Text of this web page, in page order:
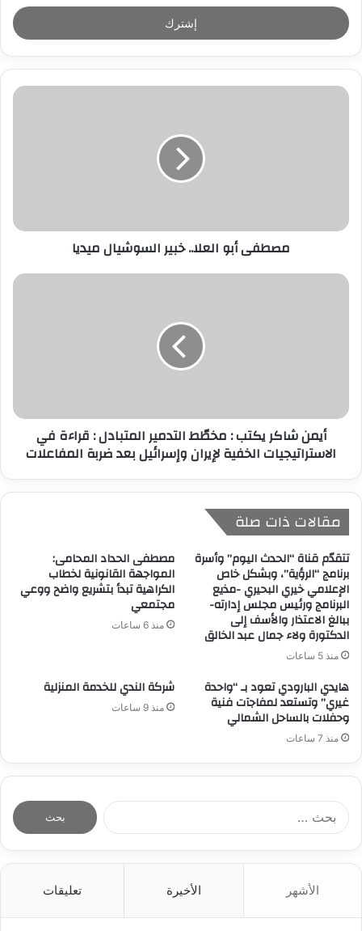
خ
ل
ر
د
ر
ي
مصطفى أبو العلا.. خبير السوشيال ميديا
أيمن شاكر يكتب : مخطّط التدمير المتبادل : قراءة في
الاستراتيجيات الخفية لإيران وإسرائيل بعد ضربة المفاعلات
مقالات ذات صلة
تتقدّم قناة “الحدث اليوم” وأسرة
برنامج “الرؤية”، وبشكل خاص
الإعلامي خيري البحيري -مذيع
البرنامج ورئيس مجلس إدارته-
ببالغ الاعتذار والأسف إلى
الدكتورة ولاء جمال عبد الخالق
منذ 5 ساعات
مصطفى الحداد المحامى:
المواجهة القانونية لخطاب
الكراهية تبدأ بتشريع واضح ووعي
مجتمعي
منذ 6 ساعات
هايدي البارودي تعود بـ “واحدة
غيري” وتستعد لمفاجآت فنية
وحفلات بالساحل الشمالي
منذ 7 ساعات
شركة الندي للخدمة المنزلية
منذ 9 ساعات
الأشهر الأخيرة تعليقات